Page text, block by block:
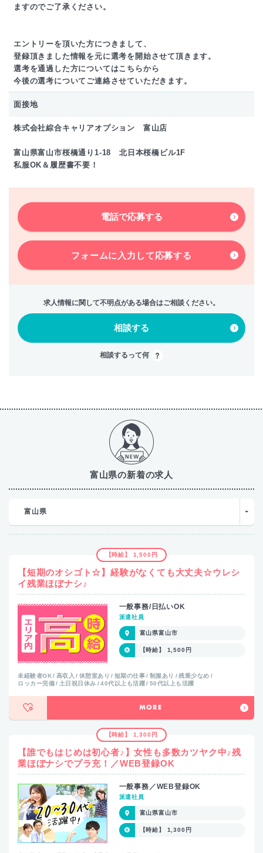
ますのでご了承ください。
エントリーを頂いた方につきまして、
登録頂きました情報を元に選考を開始させて頂きます。
選考を通過した方についてはこちらから
今後の選考についてご連絡させていただきます。
面接地
株式会社綜合キャリアオプション 富山店
富山県富山市桜橋通り1-18 北日本桜橋ビル1F
私服OK＆履歴書不要！
電話で応募する
フォームに入力して応募する
求人情報に関して不明点がある場合はご相談ください。
相談する
相談するって何
富山県の新着の求人
富山県
【時給】 1,500円
【短期のオシゴト☆】経験がなくても大丈夫☆ウレシ
イ残業ほぼナシ♪
一般事務/日払いOK
派遣社員
富山県富山市
【時給】 1,500円
未経験者OK 高収入 休憩室あり 短期の仕事 制服あり
残業少なめ
ロッカー完備
土日祝日休み 40代以上も活躍 50代以上も活躍
MORE
【時給】 1,300円
【誰でもはじめは初心者♪】女性も多数カツヤク中♪残
業ほぼナシでプラ充！／WEB登録OK
一般事務／WEB登録OK
派遣社員
富山県富山市
【時給】 1,300円